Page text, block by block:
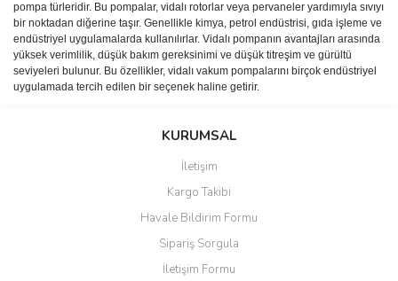
pompa türleridir. Bu pompalar, vidalı rotorlar veya pervaneler yardımıyla sıvıyı
bir noktadan diğerine taşır. Genellikle kimya, petrol endüstrisi, gıda işleme ve
endüstriyel uygulamalarda kullanılırlar. Vidalı pompanın avantajları arasında
yüksek verimlilik, düşük bakım gereksinimi ve düşük titreşim ve gürültü
seviyeleri bulunur. Bu özellikler, vidalı vakum pompalarını birçok endüstriyel
uygulamada tercih edilen bir seçenek haline getirir.
KURUMSAL
İletişim
Kargo Takibi
Havale Bildirim Formu
Sipariş Sorgula
İletişim Formu